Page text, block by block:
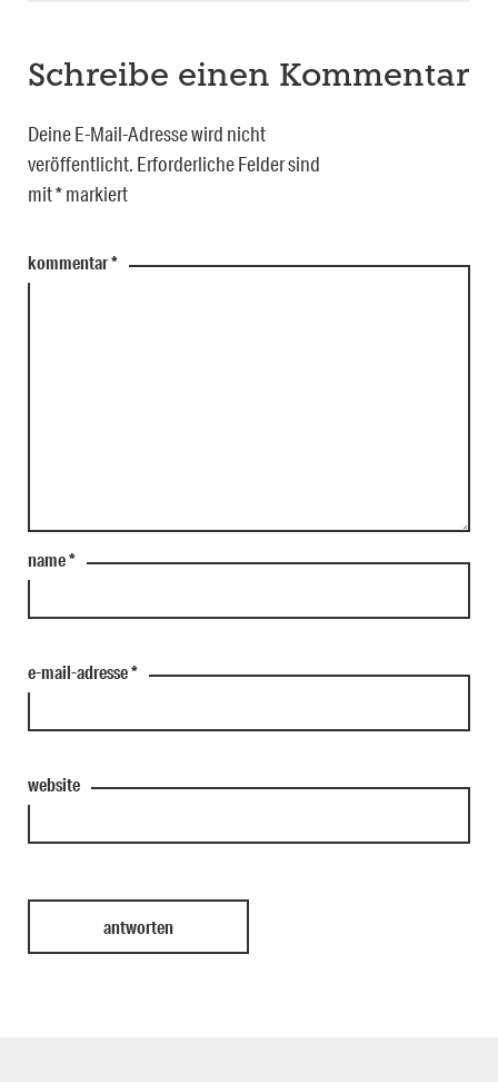
Schreibe einen Kommentar
Deine E-Mail-Adresse wird nicht
veröffentlicht. Erforderliche Felder sind
mit*markiert
kommentar*
name*
e-mail-adresse*
website